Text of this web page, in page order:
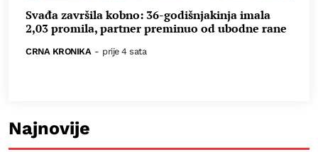
Svađa završila kobno: 36-godišnjakinja imala
2,03 promila, partner preminuo od ubodne rane
CRNA KRONIKA - prije 4 sata
Najnovije